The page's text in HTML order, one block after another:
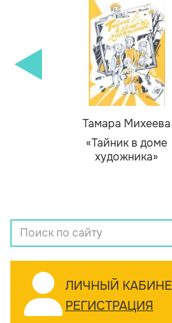
Тамара Михеева
«Тайник в доме
художника»
ЛИЧНЫЙ
РЕГИСТРАЦИЯ